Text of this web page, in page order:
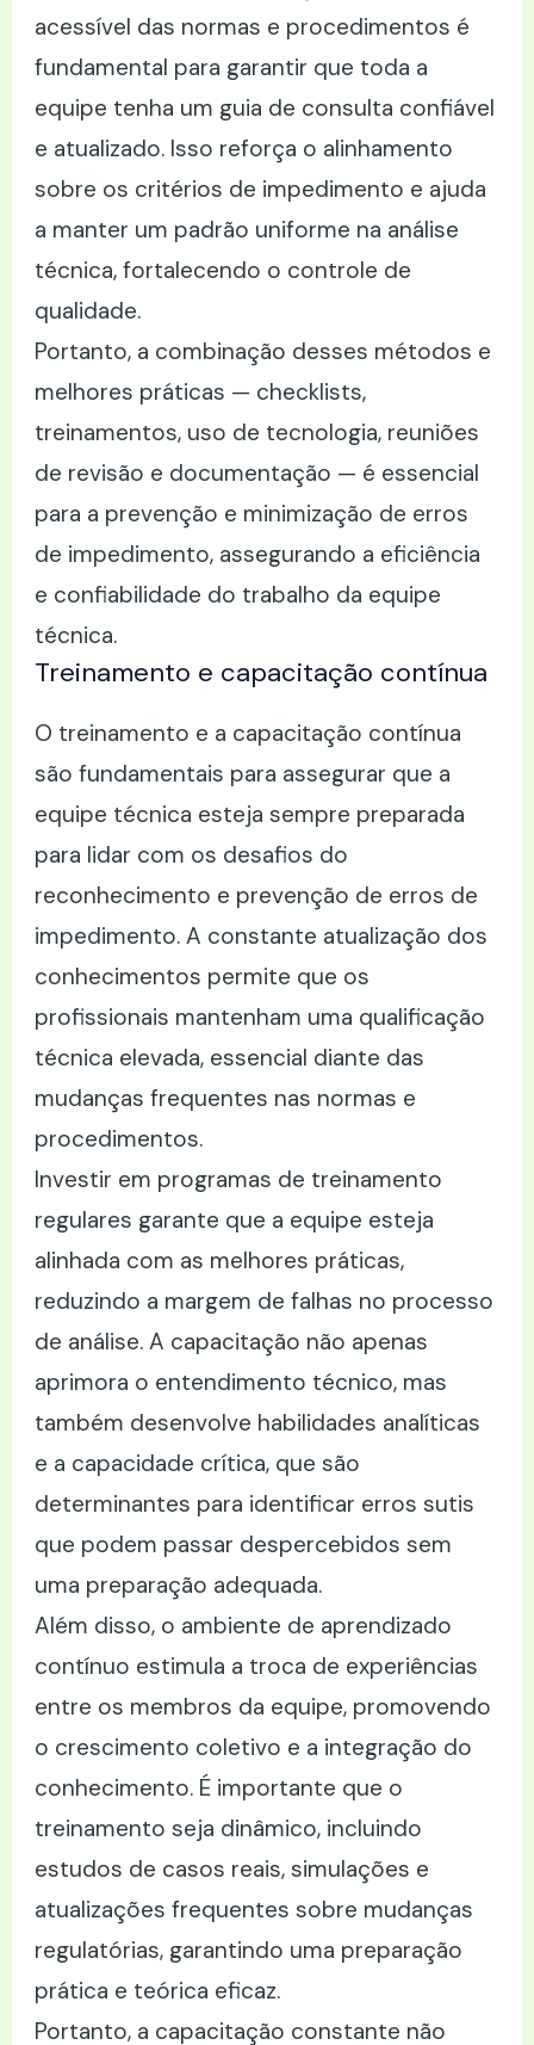
acessível das normas e procedimentos é
fundamental para garantir que toda a
equipe tenha um guia de consulta confiável
e atualizado. Isso reforça o alinhamento
sobre os critérios de impedimento e ajuda
a manter um padrão uniforme na análise
técnica, fortalecendo o controle de
qualidade.
Portanto, a combinação desses métodos e
melhores práticas — checklists,
treinamentos, uso de tecnologia, reuniões
de revisão e documentação — é essencial
para a prevenção e minimização de erros
de impedimento, assegurando a eficiência
e confiabilidade do trabalho da equipe
técnica.
Treinamento e capacitação contínua
O treinamento e a capacitação contínua
são fundamentais para assegurar que a
equipe técnica esteja sempre preparada
para lidar com os desafios do
reconhecimento e prevenção de erros de
impedimento. A constante atualização dos
conhecimentos permite que os
profissionais mantenham uma qualificação
técnica elevada, essencial diante das
mudanças frequentes nas normas e
procedimentos.
Investir em programas de treinamento
regulares garante que a equipe esteja
alinhada com as melhores práticas,
reduzindo a margem de falhas no processo
de análise. A capacitação não apenas
aprimora o entendimento técnico, mas
também desenvolve habilidades analíticas
e a capacidade crítica, que são
determinantes para identificar erros sutis
que podem passar despercebidos sem
uma preparação adequada.
Além disso, o ambiente de aprendizado
contínuo estimula a troca de experiências
entre os membros da equipe, promovendo
o crescimento coletivo e a integração do
conhecimento. É importante que o
treinamento seja dinâmico, incluindo
estudos de casos reais, simulações e
atualizações frequentes sobre mudanças
regulatórias, garantindo uma preparação
prática e teórica eficaz.
Portanto, a capacitação constante não